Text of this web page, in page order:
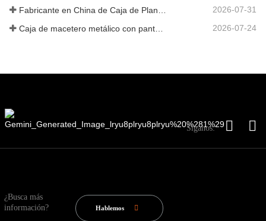
2026-07-31
Caja de macetero metálico con pantalla de privacidad y enrejado: por qué más compradores globales eligen fabricantes OEM chinos para proyectos de jardín al aire libre 2026-07-24
Síganos:
¿Busca más
información?
Hablemos